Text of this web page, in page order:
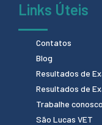
Links Úteis
Contatos
Blog
Resultados de
Resultados de
Trabalhe conosco
São Lucas VET